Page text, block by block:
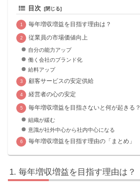
目次
毎年増収増益を目指す理由は？
従業員の市場価値向上
自分の能力アップ
働く会社のブランド化
給料アップ
顧客サービスの安定供給
経営者の心の安定
毎年増収増益を目指さないと何が起きる？
組織が緩む
意識が社外中心から社内中心になる
毎年増収増益を目指す理由の「まとめ」
毎年増収増益を目指す理由は？